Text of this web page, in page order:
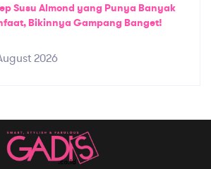
Susu Almond yang Punya Banyak
Bikinnya Gampang Banget!
2026